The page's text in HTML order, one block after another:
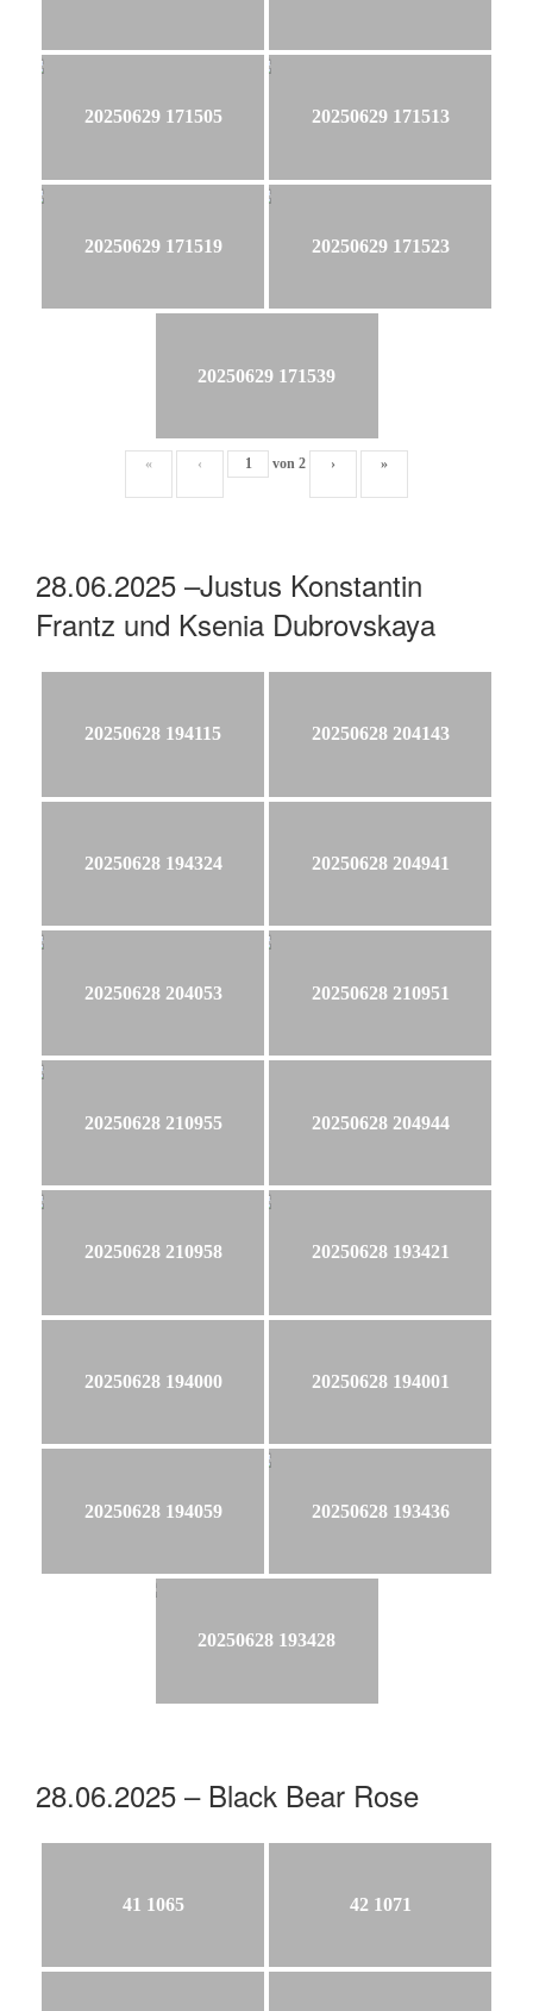
20250629 171505 20250629 171513
20250629 171519 20250629 171523
20250629 171539
« ‹ von 2 › »
28.06.2025 –Justus Konstantin
Frantz und Ksenia Dubrovskaya
20250628 194115 20250628 204143
20250628 194324 20250628 204941
20250628 204053 20250628 210951
20250628 210955 20250628 204944
20250628 210958 20250628 193421
20250628 194000 20250628 194001
20250628 194059 20250628 193436
20250628 193428
28.06.2025 – Black Bear Rose
41 1065 42 1071